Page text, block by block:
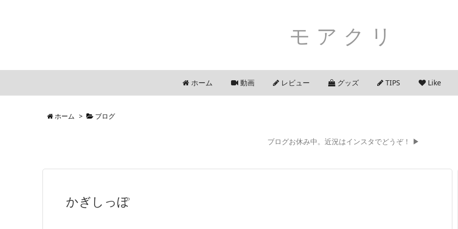
モアクリ
ホーム 動画 レビュー グッズ TIPS Like
ホーム > ブログ
ブログお休み中。近況はインスタでどうぞ！ ▶
かぎしっぽ